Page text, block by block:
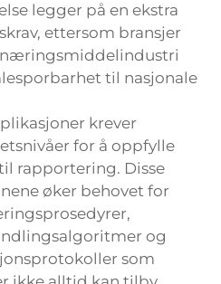
legger på en ekstra
ettersom bransjer
til nasjonale
krever
for å oppfylle
rapportering. Disse
øker behovet for
og
som